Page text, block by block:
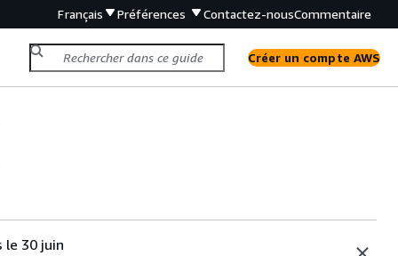
Français Préférences Contactez-nousCommentaire
Créer un compte AWS
le 30 juin